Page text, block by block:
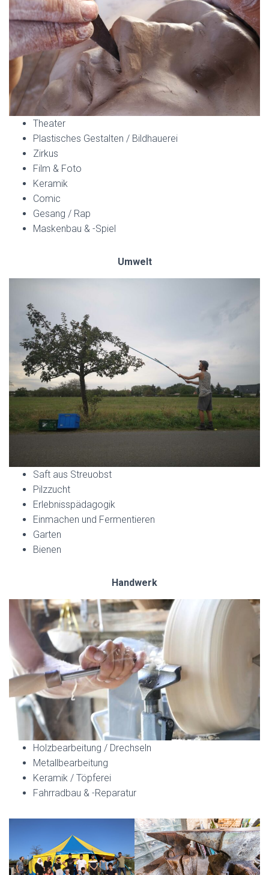
Theater
Plastisches Gestalten / Bildhauerei
Zirkus
Film & Foto
Keramik
Comic
Gesang / Rap
Maskenbau & -Spiel
Umwelt
Saft aus Streuobst
Pilzzucht
Erlebnisspädagogik
Einmachen und Fermentieren
Garten
Bienen
Handwerk
Holzbearbeitung / Drechseln
Metallbearbeitung
Keramik / Töpferei
Fahrradbau & -Reparatur